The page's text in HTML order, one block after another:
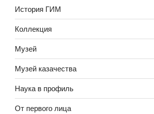
История ГИМ
Коллекция
Музей
Музей казачества
Наука в профиль
От первого лица